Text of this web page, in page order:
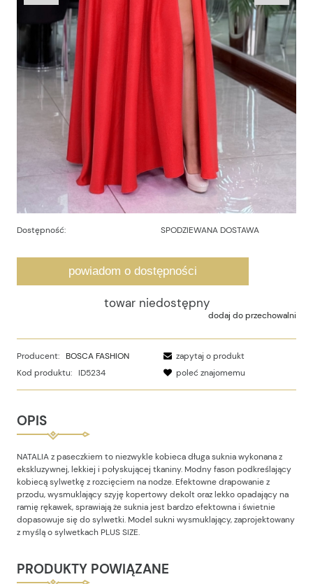
Dostępność: SPODZIEWANA DOSTAWA
powiadom o dostępności
towar niedostępny
dodaj do przechowalni
Producent: BOSCA FASHION
Kod produktu:
ID5234
zapytaj o produkt
poleć znajomemu
OPIS
NATALIA z paseczkiem to niezwykle kobieca długa suknia wykonana z
ekskluzywnej, lekkiej i połyskującej tkaniny. Modny fason podkreślający
kobiecą sylwetkę z rozcięciem na nodze. Efektowne drapowanie z
przodu, wysmuklający szyję kopertowy dekolt oraz lekko opadający na
ramię rękawek, sprawiają że suknia jest bardzo efektowna i świetnie
dopasowuje się do sylwetki. Model sukni wysmuklający, zaprojektowany
z myślą o sylwetkach PLUS SIZE.
PRODUKTY POWIĄZANE